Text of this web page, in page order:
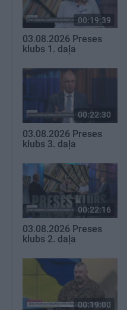
00:19:39
03.08.2026 Preses
klubs 1. daļa
00:22:30
03.08.2026 Preses
klubs 3. daļa
00:22:16
03.08.2026 Preses
klubs 2. daļa
00:19:00